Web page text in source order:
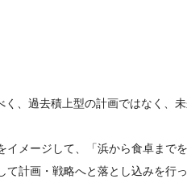
、過去積上型の計画ではなく、
メージして、「浜から食卓までを
計画・戦略へと落とし込みを行